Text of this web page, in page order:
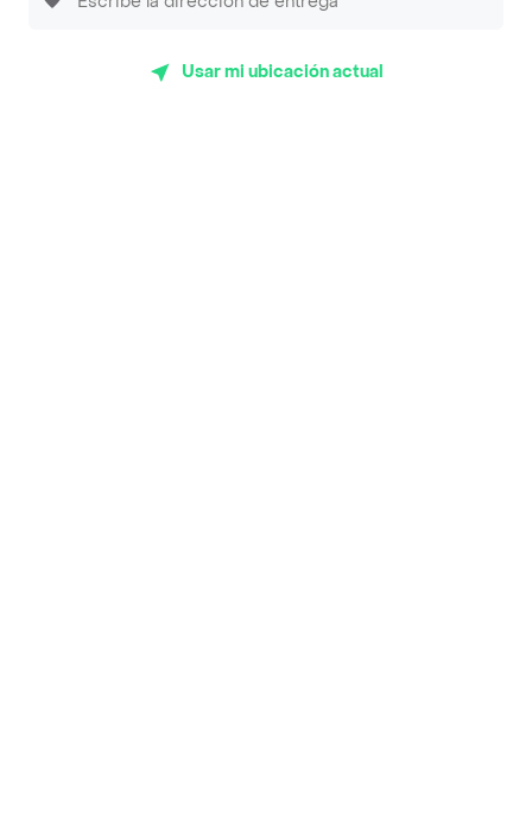
Sopitas y Frijoladas Usar mi ubicación actual